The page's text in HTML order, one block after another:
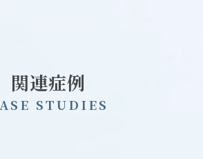
関連症例
ASE STUDIES